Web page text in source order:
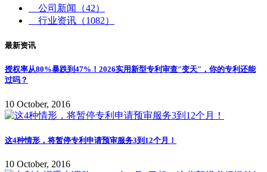
公司新闻
（42）
行业资讯 （1082）
最新资讯
授权率从80%暴跌到47%！2026实用新型专利审查"变天"，你的专利还能
过吗？
10 October, 2016
这4种情形，将暂停专利申请预审服务3到12个月！
10 October, 2016